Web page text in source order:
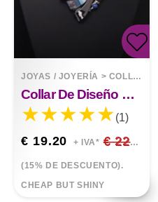
JOYAS / JOYERÍA > COLLARES
Collar De Diseño Moderno De Piedras Preciosas
(1)
€ 19.20 + IVA* € 22.59
(15% DE DESCUENTO).
CHEAP BUT SHINY